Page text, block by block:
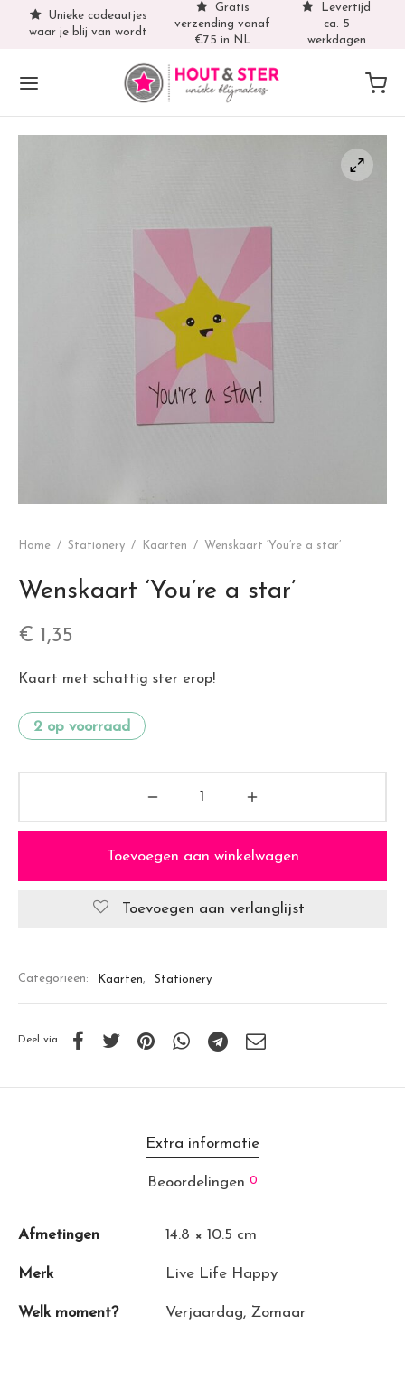
Unieke cadeautjes
waar je blij van wordt
Gratis
verzending vanaf
€75 in NL
Levertijd
ca. 5
werkdagen
Home / Stationery / Kaarten / Wenskaart ‘You’re a star’
Wenskaart ‘You’re a star’
€ 1,35
Kaart met schattig ster erop!
2 op voorraad
Toevoegen aan winkelwagen
Toevoegen aan verlanglijst
Categorieën: Kaarten, Stationery
Deel via
Extra informatie
Beoordelingen 0
Afmetingen 14.8 × 10.5 cm
Merk Live Life Happy
Welk moment? Verjaardag, Zomaar